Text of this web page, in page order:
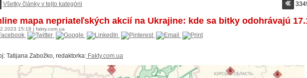
Všetky články v tejto kategórii
mapa nepriateľských akcií na Ukrajine: kde sa bitky odohrávajú
15:18 | fakty.com.ua
Tatijana Zabožko, redaktorka: Fakty.com.ua